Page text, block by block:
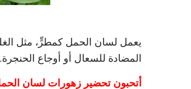
يعمل لسان الحمل كمطرٍّ، مثل
المضادة للسعال أو أوجاع الحنجرة.
أتحبون تحضير زهورات لسان